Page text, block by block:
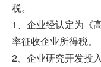
税。
1、企业经认定为《
率征收企业所得税。
2、企业研究开发投